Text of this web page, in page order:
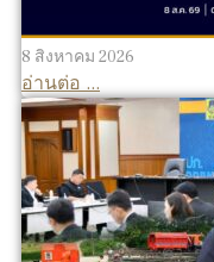
8 สิงหาคม 2026
อ่านต่อ ...